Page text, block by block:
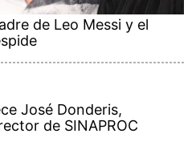
de Leo Messi y el
José Donderis,
de SINAPROC